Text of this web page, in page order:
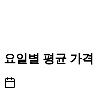
요일별 평균 가격